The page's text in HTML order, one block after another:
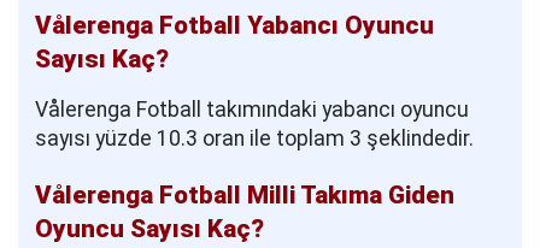
Vålerenga Fotball Yabancı Oyuncu
Sayısı Kaç?
Vålerenga Fotball takımındaki yabancı oyuncu
sayısı yüzde 10.3 oran ile toplam 3 şeklindedir.
Vålerenga Fotball Milli Takıma Giden
Oyuncu Sayısı Kaç?